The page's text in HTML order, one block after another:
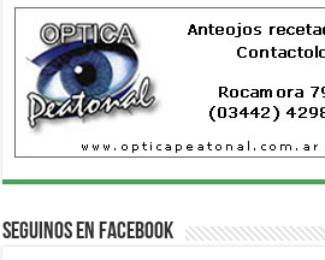
Seguinos en Facebook